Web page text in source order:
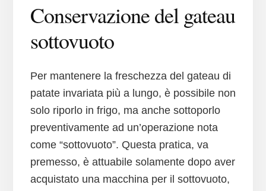
Conservazione del gateau
sottovuoto
Per mantenere la freschezza del gateau di
patate invariata più a lungo, è possibile non
solo riporlo in frigo, ma anche sottoporlo
preventivamente ad un’operazione nota
come “sottovuoto”. Questa pratica, va
premesso, è attuabile solamente dopo aver
acquistato una macchina per il sottovuoto,